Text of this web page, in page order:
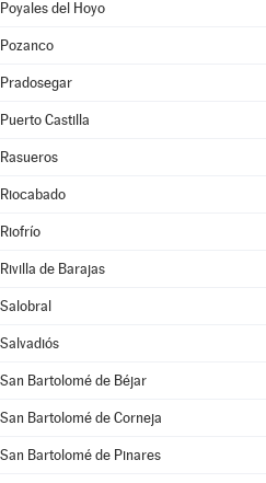
Poyales del Hoyo
Pozanco
Pradosegar
Puerto Castilla
Rasueros
Riocabado
Riofrío
Rivilla de Barajas
Salobral
Salvadiós
San Bartolomé de Béjar
San Bartolomé de Corneja
San Bartolomé de Pinares